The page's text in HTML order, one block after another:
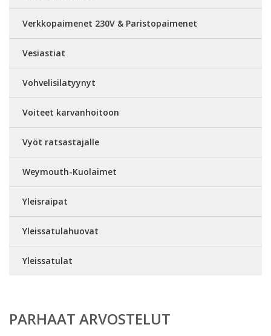
Verkkopaimenet 230V & Paristopaimenet
Vesiastiat
Vohvelisilatyynyt
Voiteet karvanhoitoon
Vyöt ratsastajalle
Weymouth-Kuolaimet
Yleisraipat
Yleissatulahuovat
Yleissatulat
PARHAAT ARVOSTELUT